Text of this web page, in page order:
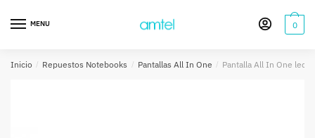
navegación
MENU 0
Inicio / Repuestos Notebooks / Pantallas All In One / Pantalla All In One led